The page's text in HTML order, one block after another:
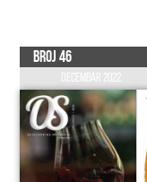
Broj 46
Decembar 2022.